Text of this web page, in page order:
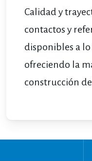
Calidad y
contactos y
disponibles a
ofreciendo la
construcción